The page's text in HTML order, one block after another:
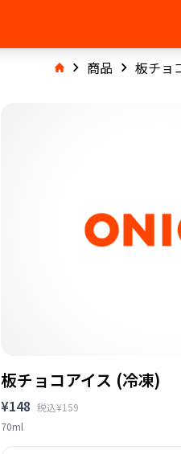
商品 板チョ
板チョコアイス (冷凍)
¥148 税込¥159
70ml